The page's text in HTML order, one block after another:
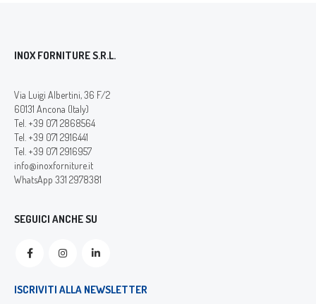
INOX FORNITURE S.R.L.
Via Luigi Albertini, 36 F/2
60131 Ancona (Italy)
Tel. +39 071 2868564
Tel. +39 071 2916441
Tel. +39 071 2916957
info@inoxforniture.it
WhatsApp 331 2978381
SEGUICI ANCHE SU
ISCRIVITI ALLA NEWSLETTER